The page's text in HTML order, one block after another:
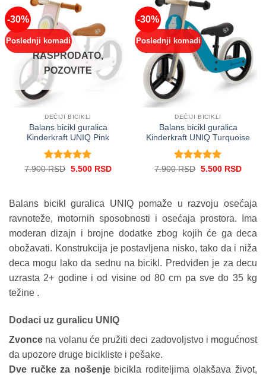
-30%
Poslednji komadi
RASPRODATO,
POZOVITE
DEČIJI BICIKLI
Balans bicikl guralica
Kinderkraft UNIQ Pink
Ocenjeno5
7.900RSD Originalna
7.900 RSD.
5.500 RSDTrenutna
-30%
Poslednji komadi
DEČIJI BICIKLI
Balans bicikl guralica
Kinderkraft UNIQ Turquoise
Ocenjeno5
7.900RSD Originalna
7.900 RSD.
5.500 RSD
Balans bicikl guralica UNIQ pomaže u razvoju osećaja
ravnoteže, motornih sposobnosti i osećaja prostora. Ima
moderan dizajn i brojne dodatke zbog kojih će ga deca
obožavati. Konstrukcija je postavljena nisko, tako da i niža
deca mogu lako da sednu na bicikl. Predviđen je za decu
uzrasta 2+ godine i od visine od 80 cm pa sve do 35 kg
težine .
Dodaci uz guralicu UNIQ
Zvonce na volanu će pružiti deci zadovoljstvo i mogućnost
da upozore druge bicikliste i pešake.
Dve ručke za nošenjebicikla roditeljima olakšava život,